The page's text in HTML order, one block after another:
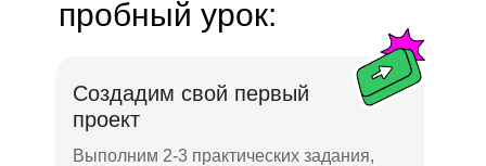
пробный урок:
Создадим свой первый
проект
Выполним 2-3 практических задания,
Программа обучения